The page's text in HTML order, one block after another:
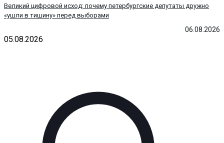
06.08.2026
Великий цифровой исход: почему петербургские депутаты дружно
«ушли в тишину» перед выборами
05.08.2026